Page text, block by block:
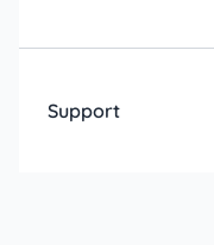
Support